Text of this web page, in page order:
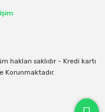
saklıdır - Kredi kartı
Korunmaktadır.